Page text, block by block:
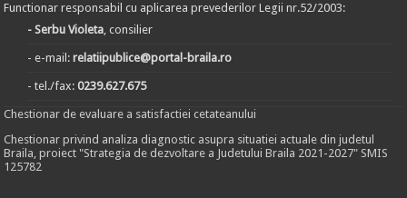
Functionar responsabil cu aplicarea prevederilor Legii nr.52/2003:
- Serbu Violeta, consilier
- e-mail:relatiipublice@portal-braila.ro
- tel./fax:0239.627.675
Chestionar de evaluare a satisfactiei cetateanului
Chestionar privind analiza diagnostic asupra situatiei actuale din judetul
Braila, proiect "Strategia de dezvoltare a Judetului Braila 2021-2027" SMIS
125782